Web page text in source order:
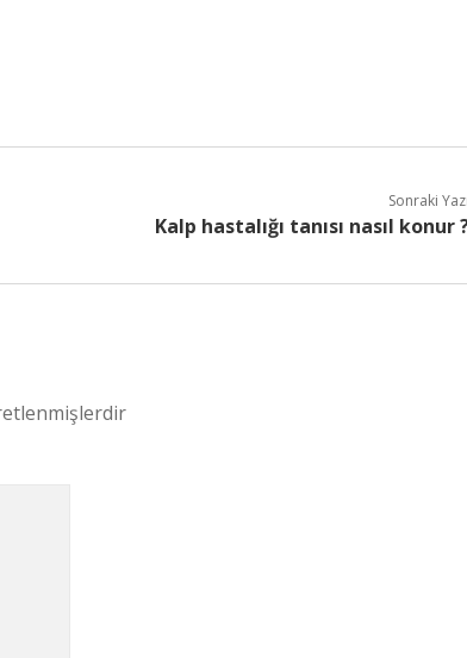
Sonraki
Kalp hastalığı tanısı nasıl konur